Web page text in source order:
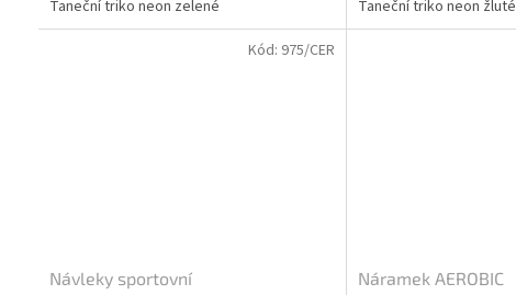
Taneční triko neon zelené Taneční triko neon žluté
Návleky sportovní
Kód: 975/CER
Náramek AEROBIC